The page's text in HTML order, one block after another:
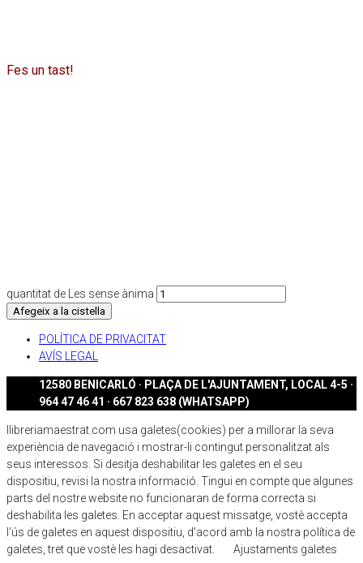
Fes un tast!
quantitat de Les sense ànima
Afegeix a la cistella
POLÍTICA DE PRIVACITAT
AVÍS LEGAL
12580 BENICARLÓ · PLAÇA DE L'AJUNTAMENT, LOCAL 4-5 ·
964 47 46 41 · 667 823 638 (WHATSAPP)
llibreriamaestrat.com usa galetes(cookies) per a millorar la seva
experiència de navegació i mostrar-li contingut personalitzat als
seus interessos. Si desitja deshabilitar les galetes en el seu
dispositiu, revisi la nostra informació. Tingui en compte que algunes
parts del nostre website no funcionaran de forma correcta si
deshabilita les galetes. En acceptar aquest missatge, vostè accepta
l'ús de galetes en aquest dispositiu, d'acord amb la nostra política de
galetes, tret que vostè les hagi desactivat.
Ajustaments galetes